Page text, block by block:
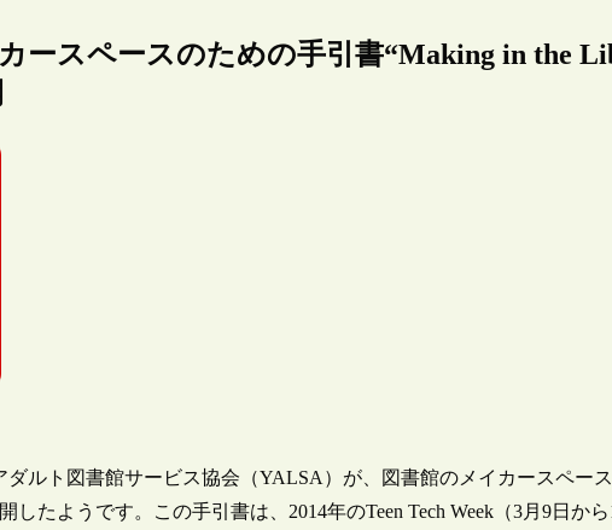
ースペースのための手引書“Making in the
ルト図書館サービス協会（YALSA）が、図書館のメイカースペース
したようです。この手引書は、2014年のTeen Tech Week（3月9日か